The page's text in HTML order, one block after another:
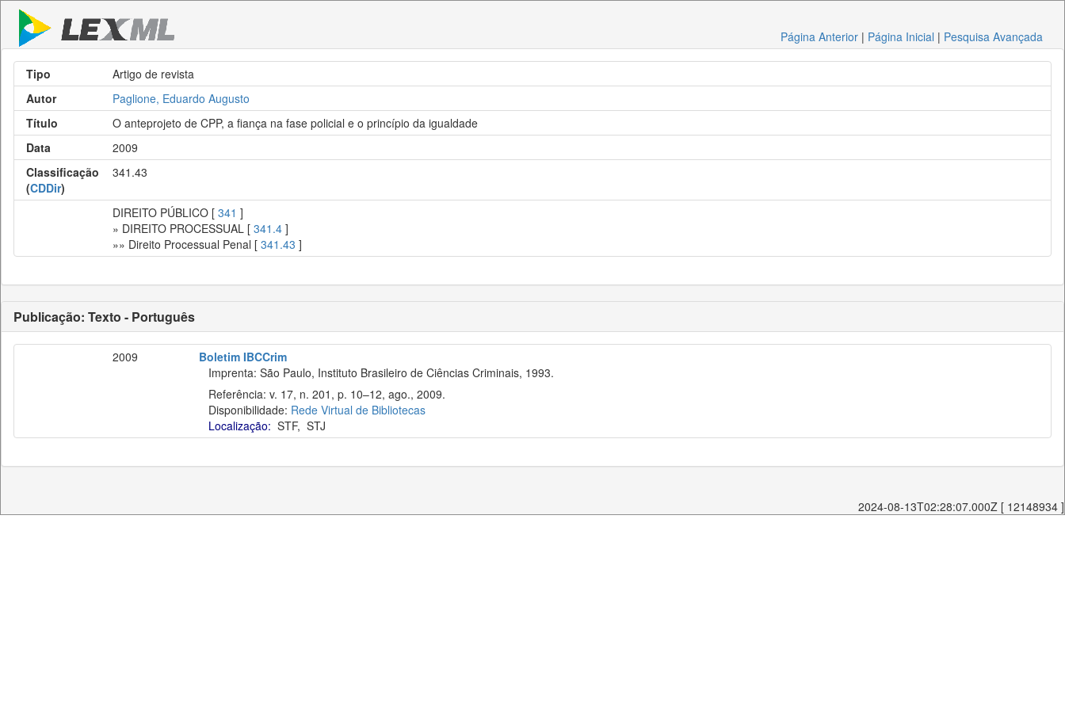
Página Anterior | Página Inicial | Pesquisa Avançada
Tipo
Artigo de revista
Autor
Paglione, Eduardo Augusto
Título
O anteprojeto de CPP, a fiança na fase policial e o princípio da igualdade
Data
2009
Classificação
(CDDir)
341.43
DIREITO PÚBLICO [ 341 ]
» DIREITO PROCESSUAL [ 341.4 ]
»» Direito Processual Penal [ 341.43 ]
Publicação: Texto - Português
2009
Boletim IBCCrim
Imprenta: São Paulo, Instituto Brasileiro de Ciências Criminais, 1993.
Referência: v. 17, n. 201, p. 10–12, ago., 2009.
Disponibilidade: Rede Virtual de Bibliotecas
Localização: STF, STJ
2024-08-13T02:28:07.000Z [ 12148934 ]